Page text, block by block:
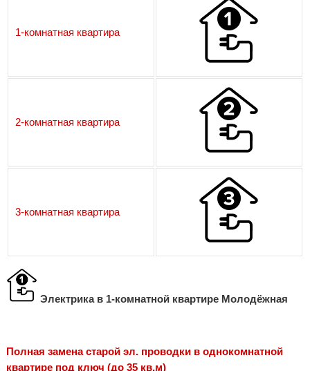
1-комнатная квартира
2-комнатная квартира
3-комнатная квартира
Электрика в 1-комнатной квартире Молодёжная
Полная замена старой эл. проводки в однокомнатной
квартире под ключ (до 35 кв.м)